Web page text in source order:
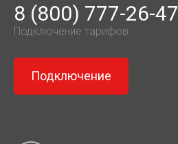
8 (800) 777-26-47
Подключение тарифов
Подключение